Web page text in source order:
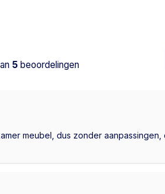
5 beoordelingen
meubel, dus zonder aanpassingen,